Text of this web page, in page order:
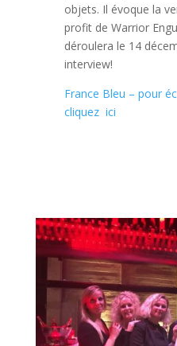
objets. Il évoque la
profit de Warrior
déroulera le 14
interview!
France Bleu – pour
cliquez ici